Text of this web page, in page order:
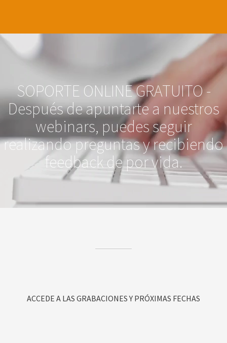
SOPORTE ONLINE GRATUITO -
Después de apuntarte a nuestros
webinars, puedes seguir
realizando preguntas y recibiendo
feedback de por vida.
ACCEDE A LAS GRABACIONES Y PRÓXIMAS FECHAS